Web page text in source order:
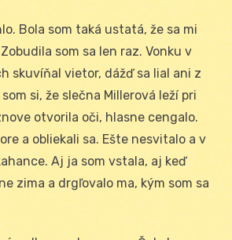
Bola som taká ustatá, že sa mi
som sa len raz. Vonku v
skuvíňal vietor, dážď sa lial ani z
si, že slečna Millerová leží pri
otvorila oči, hlasne cengalo.
a obliekali sa. Ešte nesvitalo a v
Aj ja som vstala, aj keď
zima a drgľovalo ma, kým som sa